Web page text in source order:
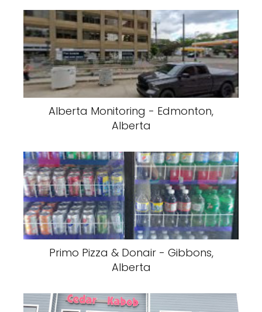
Alberta Monitoring - Edmonton,
Alberta
Primo Pizza & Donair - Gibbons,
Alberta